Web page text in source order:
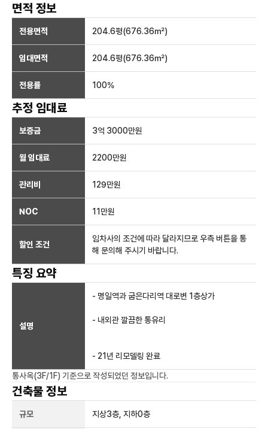
면적 정보
전용면적 204.6평(676.36㎡)
임대면적 204.6평(676.36㎡)
전용률 100%
추정 임대료
보증금 3억 3000만원
월 임대료 2200만원
관리비 129만원
NOC 11만원
할인 조건
임차사의 조건에 따라 달라지므로 우측 버튼을 통
해 문의해 주시기 바랍니다.
특징 요약
설명
- 명일역과 굽은다리역 대로변 1층상가
- 내외관 깔끔한 통유리
- 21년 리모델링 완료
통사옥(3F/1F) 기준으로 작성되었던 정보입니다.
건축물 정보
규모 지상3층, 지하0층